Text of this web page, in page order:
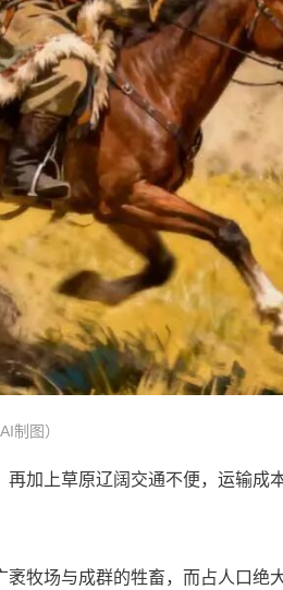
制图）
加上草原辽阔交通不便，运输成
牧场与成群的牲畜，而占人口绝